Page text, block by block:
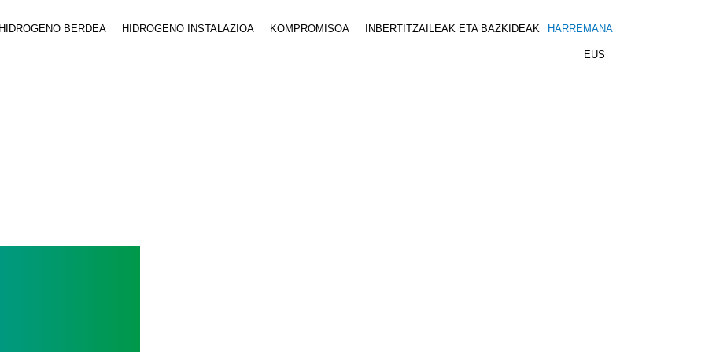
HIDROGENO BERDEA HIDROGENO INSTALAZIOA KOMPROMISOA INBERTITZAILEAK ETA BAZKIDEAK HARREMANA
EUS